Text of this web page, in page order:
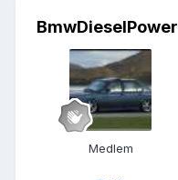
BmwDieselPower
Medlem